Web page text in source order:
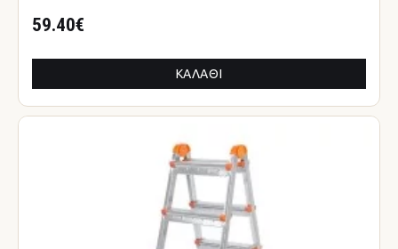
59.40€
ΚΑΛΆΘΙ